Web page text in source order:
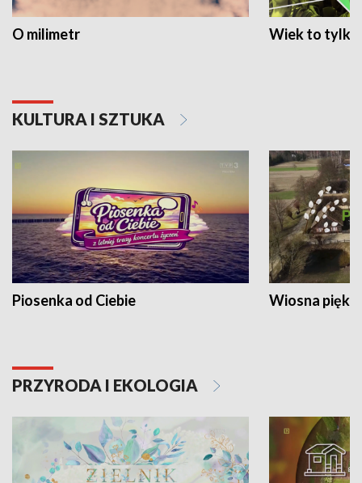
O milimetr Wiek to tylko
KULTURA I SZTUKA
Piosenka od Ciebie Wiosna
PRZYRODA I EKOLOGIA